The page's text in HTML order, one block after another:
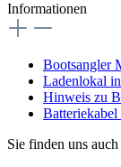
Informationen
Bootsangler
Ladenlokal
Hinweis zu
Sie finden uns auch